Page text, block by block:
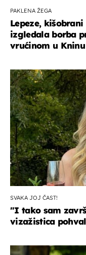
PAKLENA ŽEGA
Lepeze,
izgledala borba
vrućinom u Kninu
SVAKA JOJ ČAST!
"I tako sam
vizažistica